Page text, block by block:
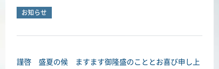
お知らせ
謹啓 盛夏の候 ますます御隆盛のこととお喜び申し上